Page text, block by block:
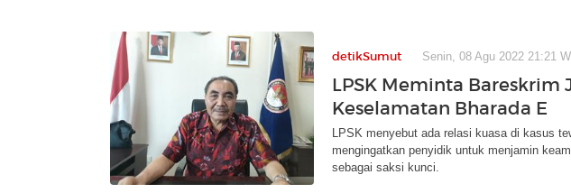
detikSumut Senin, 08 Agu 2022 21:21
LPSK Meminta Bareskrim
Keselamatan Bharada E
LPSK menyebut ada relasi kuasa di kasus
mengingatkan penyidik untuk menjamin
sebagai saksi kunci.